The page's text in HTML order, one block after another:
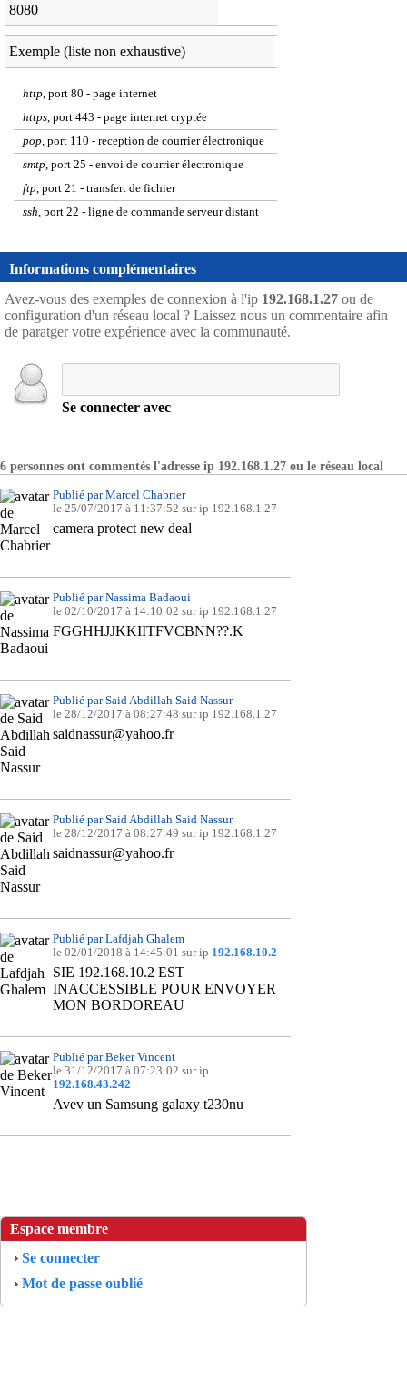
8080
Exemple (liste non exhaustive)
http, port 80 - page internet
https, port 443 - page internet cryptée
pop, port 110 - reception de courrier électronique
smtp, port 25 - envoi de courrier électronique
ftp, port 21 - transfert de fichier
ssh, port 22 - ligne de commande serveur distant
Informations complémentaires
Avez-vous des exemples de connexion à l'ip 192.168.1.27 ou de
configuration d'un réseau local ? Laissez nous un commentaire afin
de paratger votre expérience avec la communauté.
Se connecter avec
6 personnes ont commentés l'adresse ip 192.168.1.27 ou le réseau local
Publié par Marcel Chabrier
le 25/07/2017 à 11:37:52 sur ip 192.168.1.27
camera protect new deal
Publié par Nassima Badaoui
le 02/10/2017 à 14:10:02 sur ip 192.168.1.27
FGGHHJJKKIITFVCBNN??.K
Publié par Said Abdillah Said Nassur
le 28/12/2017 à 08:27:48 sur ip 192.168.1.27
saidnassur@yahoo.fr
Publié par Said Abdillah Said Nassur
le 28/12/2017 à 08:27:49 sur ip 192.168.1.27
saidnassur@yahoo.fr
Publié par Lafdjah Ghalem
le 02/01/2018 à 14:45:01 sur ip 192.168.10.2
SIE 192.168.10.2 EST
INACCESSIBLE POUR ENVOYER
MON BORDOREAU
Publié par Beker Vincent
le 31/12/2017 à 07:23:02 sur ip
192.168.43.242
Avev un Samsung galaxy t230nu
Espace membre
Se connecter
Mot de passe oublié